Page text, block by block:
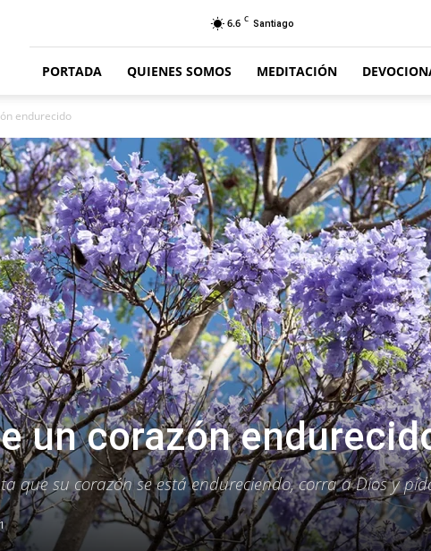
6.6 C Santiago
PORTADA QUIENES SOMOS MEDITACIÓN
endurecido
un corazón
que su corazón se está endureciendo, corra a Dios y